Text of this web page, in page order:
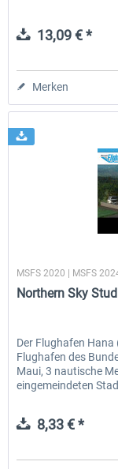
13,09 € *
Merken
MSFS 2020 | MSFS
Northern Sky
Der Flughafen
Flughafen des
Maui, 3 nautische
eingemeindeten
8,33 € *